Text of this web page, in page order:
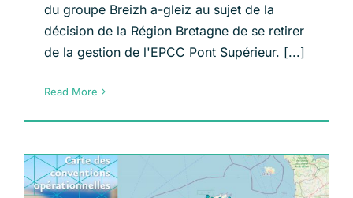
du groupe Breizh a-gleiz au sujet de la
décision de la Région Bretagne de se retirer
de la gestion de l'EPCC Pont Supérieur. [...]
Read More